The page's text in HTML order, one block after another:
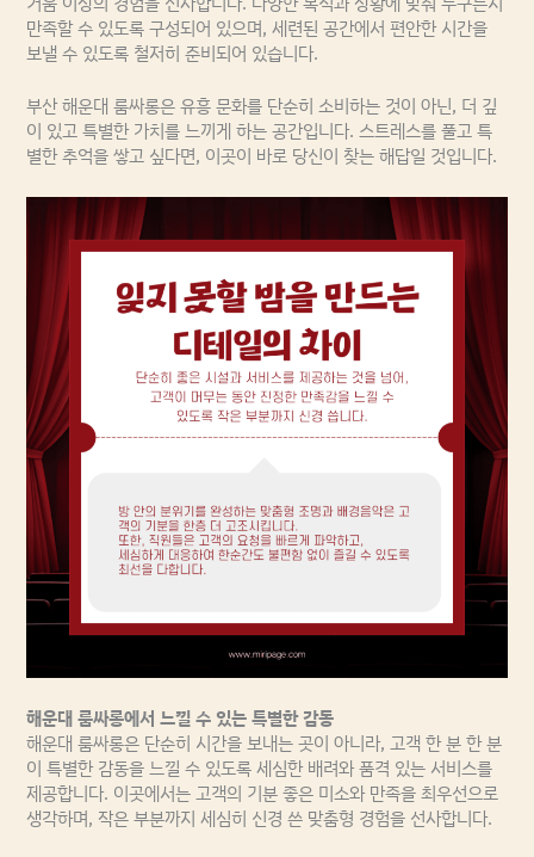
만족할 수 있도록 구성되어 있으며, 세련된 공간에서 편안한 시간을
보낼 수 있도록 철저히 준비되어 있습니다.
부산 해운대 룸싸롱은 유흥 문화를 단순히 소비하는 것이 아닌, 더 깊
이 있고 특별한 가치를 느끼게 하는 공간입니다. 스트레스를 풀고 특
별한 추억을 쌓고 싶다면, 이곳이 바로 당신이 찾는 해답일 것입니다.
해운대 룸싸롱에서 느낄 수 있는 특별한 감동
해운대 룸싸롱은 단순히 시간을 보내는 곳이 아니라, 고객 한 분 한 분
이 특별한 감동을 느낄 수 있도록 세심한 배려와 품격 있는 서비스를
제공합니다. 이곳에서는 고객의 기분 좋은 미소와 만족을 최우선으로
생각하며, 작은 부분까지 세심히 신경 쓴 맞춤형 경험을 선사합니다.